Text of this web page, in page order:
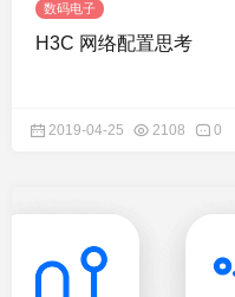
数码电子
H3C 网络配置思考
2019-04-25 2108 0